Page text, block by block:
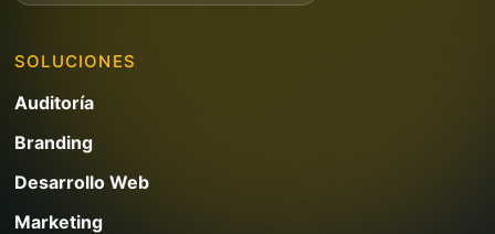
SOLUCIONES
Auditoría
Branding
Desarrollo Web
Marketing